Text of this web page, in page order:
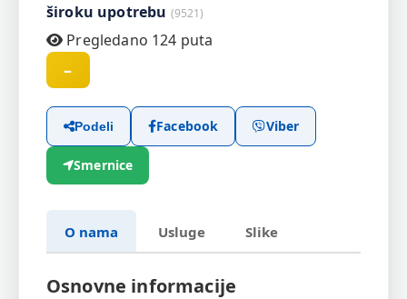
široku upotrebu (9521)
Pregledano 124 puta
–
Podeli Facebook Viber
Smernice
O nama Usluge Slike
Osnovne informacije